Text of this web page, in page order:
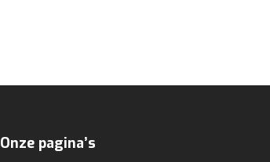
Onze pagina’s